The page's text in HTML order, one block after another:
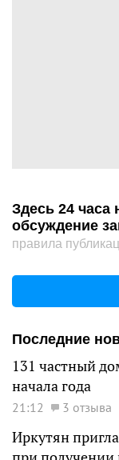
Здесь 24 часа
обсуждение
правила
Последние
131 частный
начала года
21:12 3 отзыва
Иркутян